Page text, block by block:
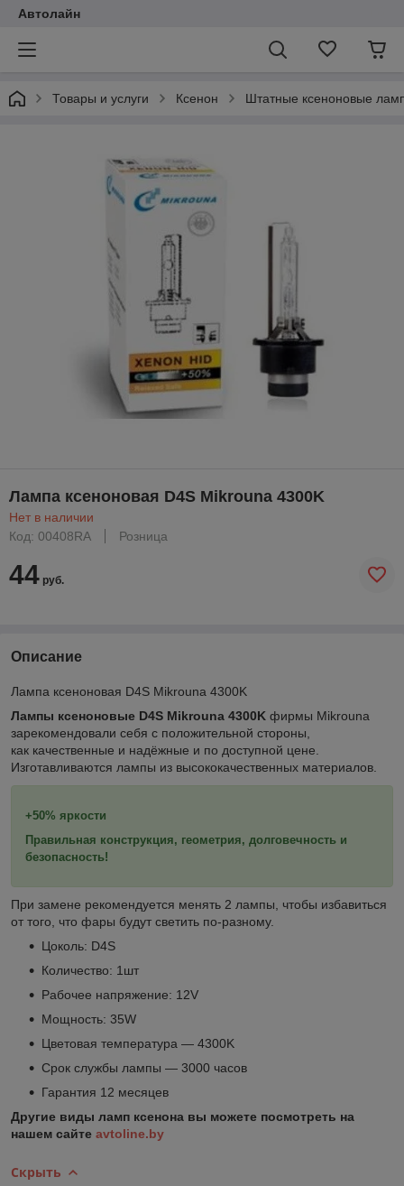
Автолайн
Товары и услуги Ксенон Штатные ксеноновые
Лампа ксеноновая D4S Mikrouna 4300K
Нет в наличии
Код: 00408RA
Розница
44 руб.
Описание
Лампа ксеноновая D4S Mikrouna 4300K
Лампы ксеноновые D4S Mikrouna 4300K фирмы Mikrouna
зарекомендовали себя с положительной стороны,
как качественные и надёжные и по доступной цене.
Изготавливаются лампы из высококачественных материалов.
+50% яркости
Правильная конструкция, геометрия, долговечность и
безопасность!
При замене рекомендуется менять 2 лампы, чтобы избавиться
от того, что фары будут светить по-разному.
Цоколь: D4S
Количество: 1шт
Рабочее напряжение: 12V
Мощность: 35W
Цветовая температура ― 4300K
Срок службы лампы ― 3000 часов
Гарантия 12 месяцев
Другие виды ламп ксенона вы можете посмотреть на
нашем сайте avtoline.by
Скрыть